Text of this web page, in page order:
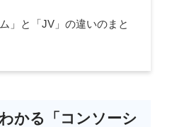
」と「JV」の違いのまと
かる「コンソーシ